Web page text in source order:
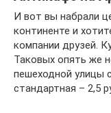
И вот вы набрали
континенте и
компании друзей.
Таковых опять же
пешеходной улицы
стандартная – 2,5